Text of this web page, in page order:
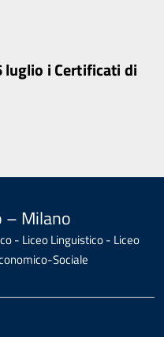
i Certificati di
– Milano
- Liceo Linguistico - Liceo
Sociale